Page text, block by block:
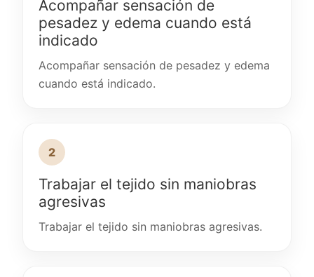
Acompañar sensación de
pesadez y edema cuando está
indicado
Acompañar sensación de pesadez y edema
cuando está indicado.
2
Trabajar el tejido sin maniobras
agresivas
Trabajar el tejido sin maniobras agresivas.